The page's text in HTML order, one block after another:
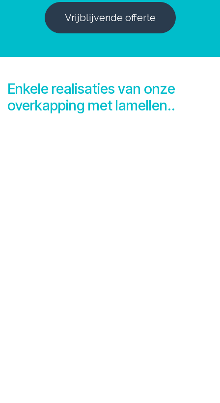
Vrijblijvende offerte
Enkele realisaties van onze
overkapping met lamellen..